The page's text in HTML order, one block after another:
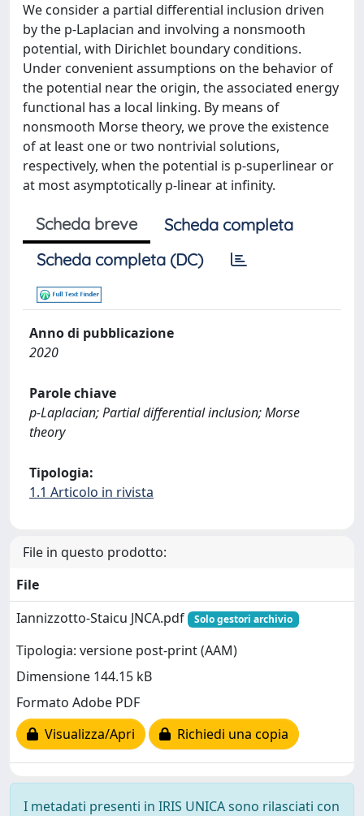
We consider a partial differential inclusion driven
by the p-Laplacian and involving a nonsmooth
potential, with Dirichlet boundary conditions.
Under convenient assumptions on the behavior of
the potential near the origin, the associated energy
functional has a local linking. By means of
nonsmooth Morse theory, we prove the existence
of at least one or two nontrivial solutions,
respectively, when the potential is p-superlinear or
at most asymptotically p-linear at infinity.
Scheda breve
Scheda completa
Scheda completa (DC)
Anno di pubblicazione
2020
Parole chiave
p-Laplacian; Partial differential inclusion; Morse
theory
Tipologia:
1.1 Articolo in rivista
File in questo prodotto:
File
Iannizzotto-Staicu JNCA.pdf
Solo gestori archivio
Tipologia: versione post-print (AAM)
Dimensione 144.15 kB
Formato Adobe PDF
Visualizza/Apri
Richiedi una copia
I metadati presenti in IRIS UNICA sono rilasciati con